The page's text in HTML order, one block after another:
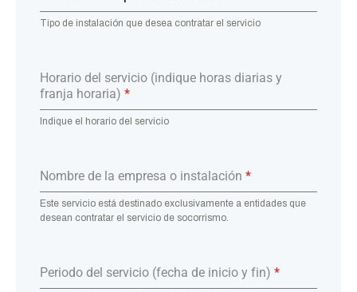
Tipo de instalación que desea contratar el servicio
Horario del servicio (indique horas diarias y
franja horaria) *
Indique el horario del servicio
Nombre de la empresa o instalación *
Este servicio está destinado exclusivamente a entidades que
desean contratar el servicio de socorrismo.
Periodo del servicio (fecha de inicio y fin) *